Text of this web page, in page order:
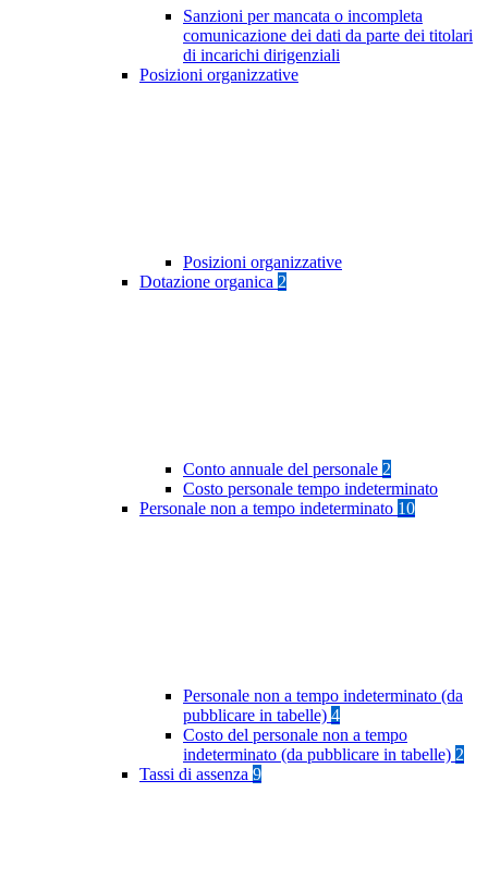
Sanzioni per mancata o incompleta
comunicazione dei dati da parte dei titolari
di incarichi dirigenziali
Posizioni organizzative
Posizioni organizzative
Dotazione organica 2
Conto annuale del personale 2
Costo personale tempo indeterminato
Personale non a tempo indeterminato 10
Personale non a tempo indeterminato (da
pubblicare in tabelle) 4
Costo del personale non a tempo
indeterminato (da pubblicare in tabelle) 2
Tassi di assenza 9